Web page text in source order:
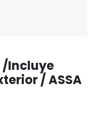
/Incluye
/ ASSA